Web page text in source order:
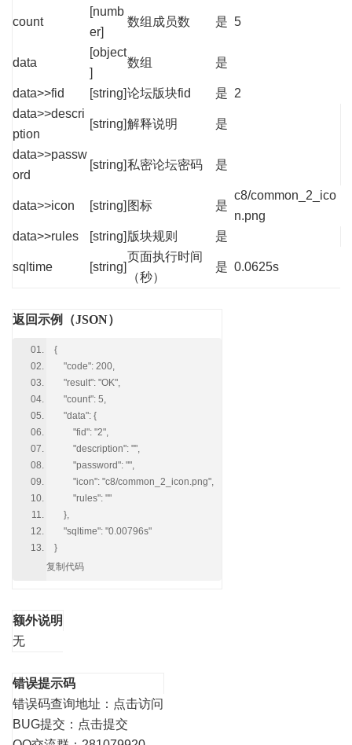
count
[numb
er]
数组成员数 是 5
data
[object
]
数组 是
data>>fid [string]论坛版块fid 是 2
data>>descri
ption
[string]解释说明 是
data>>passw
ord
[string]私密论坛密码 是
data>>icon [string] 图标 是
c8/common_2_ico
n.png
data>>rules
[string] 版块规则 是
sqltime [string]
页面执行时间
（秒）
是 0.0625s
返回示例（JSON）
{
"code": 200,
"result": "OK",
"count": 5,
"data": {
"fid": "2",
"description": "",
"password": "",
"icon": "c8/common_2_icon.png",
"rules": ""
},
"sqltime": "0.00796s"
}
复制代码
额外说明
无
错误提示码
错误码查询地址： 点击访问
BUG提交： 点击提交